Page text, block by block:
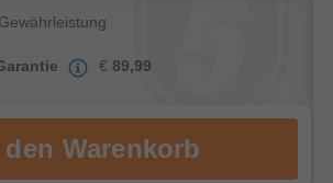
€ 89,99